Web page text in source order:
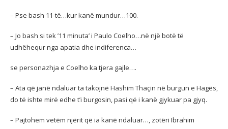
– Pse bash 11-të…kur kanë mundur…100.
– Jo bash si tek ’11 minuta’ i Paulo Coelho…në një botë të
udhëhequr nga apatia dhe indiferenca…
se personazhja e Coelho ka tjera gajle….
– Ata që janë ndaluar ta takojnë Hashim Thaçin në burgun e Hagës,
do të ishte mirë edhe t’i burgosin, pasi që i kanë gjykuar pa gjyq.
– Pajtohem vetëm njërit që ia kanë ndaluar…, zotëri Ibrahim